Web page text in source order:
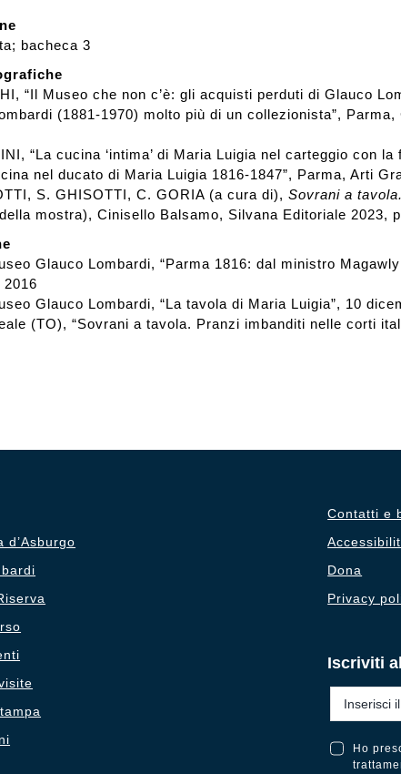
bacheca 3
“Il Museo che non c’è: gli acquisti perduti di Glauco
(1881-1970) molto più di un collezionista”,
“La cucina ‘intima’ di Maria Luigia nel carteggio con
nel ducato di Maria Luigia 1816-1847”, Parma, Arti
S. GHISOTTI, C. GORIA (a cura di),Sovrani a
mostra), Cinisello Balsamo, Silvana Editoriale 2023,
Glauco Lombardi, “Parma 1816: dal ministro
Glauco Lombardi, “La tavola di Maria Luigia”, 10
(TO), “Sovrani a tavola. Pranzi imbanditi nelle corti
d’Asburgo
Contatti e
Dona
Privacy
Iscriviti
Ho